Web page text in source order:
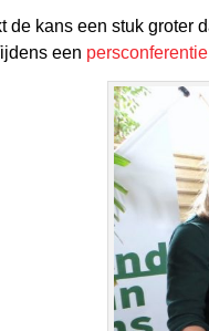
de kans een stuk groter
een persconferentie